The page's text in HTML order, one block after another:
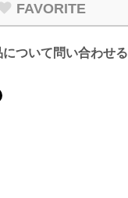
FAVORITE
について問い合わせる